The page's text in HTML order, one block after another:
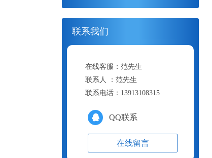
联系我们
在线客服： 范先生
联系人 ： 范先生
联系电话： 13913108315
QQ联系
在线留言